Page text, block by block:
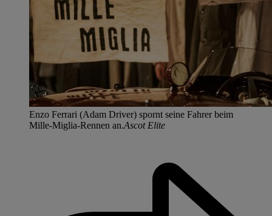
Enzo Ferrari (Adam Driver) spornt seine Fahrer beim
Mille-Miglia-Rennen an.Ascot Elite